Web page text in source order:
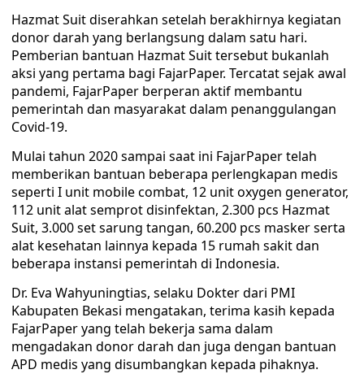
Hazmat Suit diserahkan setelah berakhirnya kegiatan
donor darah yang berlangsung dalam satu hari.
Pemberian bantuan Hazmat Suit tersebut bukanlah
aksi yang pertama bagi FajarPaper. Tercatat sejak awal
pandemi, FajarPaper berperan aktif membantu
pemerintah dan masyarakat dalam penanggulangan
Covid-19.
Mulai tahun 2020 sampai saat ini FajarPaper telah
memberikan bantuan beberapa perlengkapan medis
seperti I unit mobile combat, 12 unit oxygen generator,
112 unit alat semprot disinfektan, 2.300 pcs Hazmat
Suit, 3.000 set sarung tangan, 60.200 pcs masker serta
alat kesehatan lainnya kepada 15 rumah sakit dan
beberapa instansi pemerintah di Indonesia.
Dr. Eva Wahyuningtias, selaku Dokter dari PMI
Kabupaten Bekasi mengatakan, terima kasih kepada
FajarPaper yang telah bekerja sama dalam
mengadakan donor darah dan juga dengan bantuan
APD medis yang disumbangkan kepada pihaknya.